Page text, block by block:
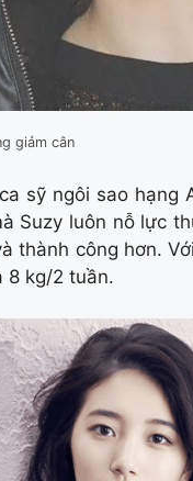
giảm cân
sỹ ngôi sao hạng
Suzy luôn nỗ lực
thành công hơn.
8 kg/2 tuần.